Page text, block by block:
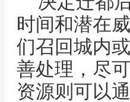
时间和潜在
们召回城内
善处理，尽
资源则可以